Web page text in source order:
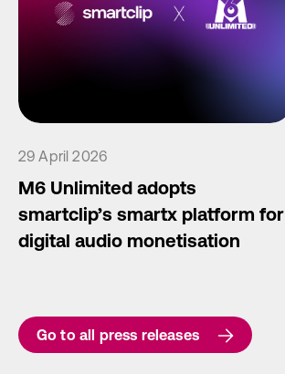
29 April 2026
M6 Unlimited adopts
smartclip’s smartx platform for
digital audio monetisation
Go to all press releases